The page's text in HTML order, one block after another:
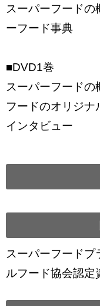
スーパーフード
ーフード事典
■DVD1巻
スーパーフード
フードのオリジ
インタビュー
スーパーフード
ルフード協会認定